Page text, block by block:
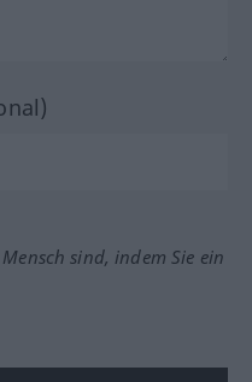
sind, indem Sie ein